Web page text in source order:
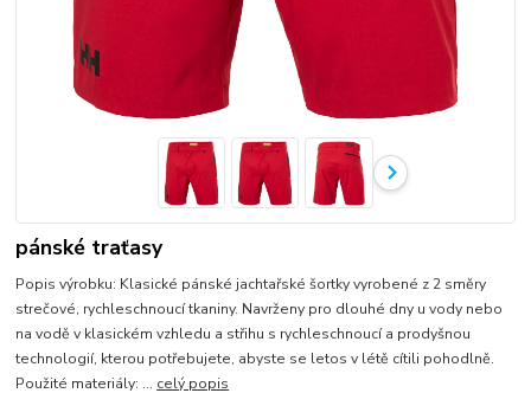
pánské traťasy
Popis výrobku: Klasické pánské jachtařské šortky vyrobené z 2 směry
strečové, rychleschnoucí tkaniny. Navrženy pro dlouhé dny u vody nebo
na vodě v klasickém vzhledu a střihu s rychleschnoucí a prodyšnou
technologií, kterou potřebujete, abyste se letos v létě cítili pohodlně.
Použité materiály: ... celý popis